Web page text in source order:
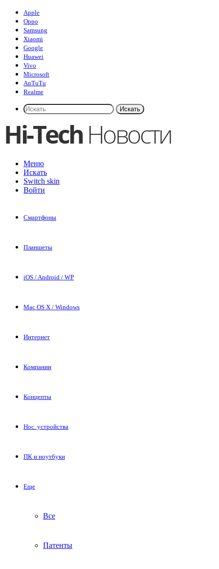
Apple
Oppo
Samsung
Xiaomi
Google
Huawei
Vivo
Microsoft
AnTuTu
Realme
Искать
Меню
Искать
Switch skin
Войти
Смартфоны
Планшеты
iOS / Android / WP
Mac OS X / Windows
Интернет
Компании
Концепты
Нос. устройства
ПК и ноутбуки
Еще
Все
Патенты